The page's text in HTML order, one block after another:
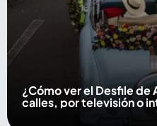
¿Cómo ver el Desfile de
calles, por televisión o